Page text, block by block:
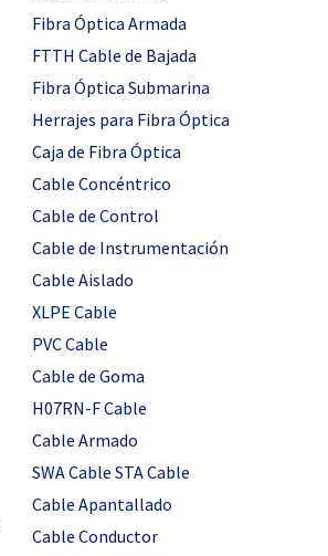
Fibra Óptica Armada
FTTH Cable de Bajada
Fibra Óptica Submarina
Herrajes para Fibra Óptica
Caja de Fibra Óptica
Cable Concéntrico
Cable de Control
Cable de Instrumentación
Cable Aislado
XLPE Cable
PVC Cable
Cable de Goma
H07RN-F Cable
Cable Armado
SWA Cable STA Cable
Cable Apantallado
Cable Conductor